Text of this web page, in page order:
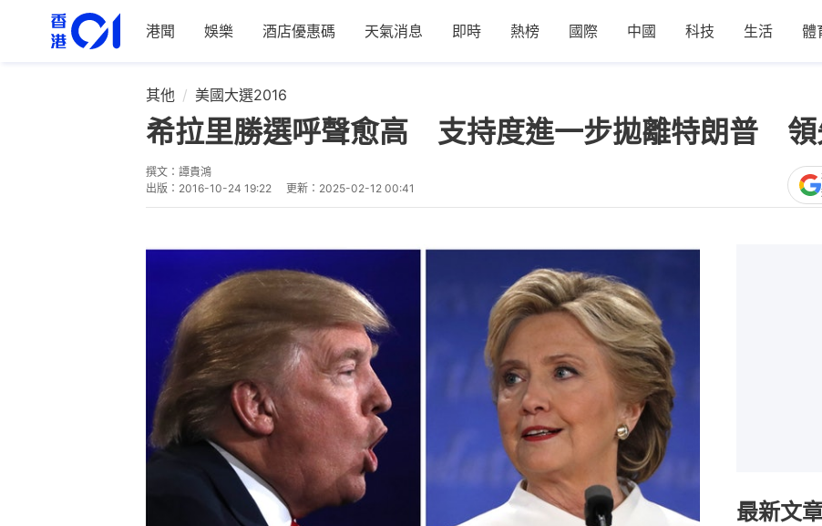
港聞 娛樂 酒店優惠碼 天氣消息 即時 熱榜 國際 中國 科技 生活 體
其他 美國大選2016
希拉里勝選呼聲愈高 支持度進一步拋離特朗普 領
撰文： 譚貴鴻
出版： 2016-10-24 19:22 更新： 2025-02-12 00:41
最新文